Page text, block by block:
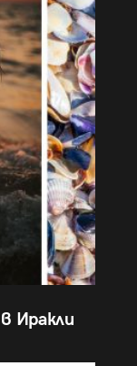
Иракли